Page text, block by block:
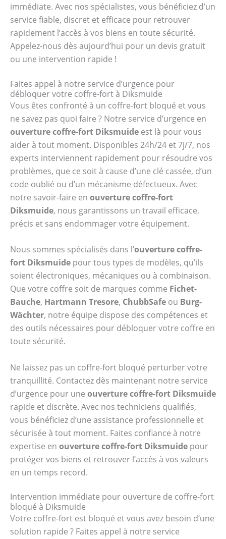
immédiate. Avec nos spécialistes, vous bénéficiez d’un
service fiable, discret et efficace pour retrouver
rapidement l’accès à vos biens en toute sécurité.
Appelez-nous dès aujourd’hui pour un devis gratuit
ou une intervention rapide !
Faites appel à notre service d’urgence pour
débloquer votre coffre-fort à Diksmuide
Vous êtes confronté à un coffre-fort bloqué et vous
ne savez pas quoi faire ? Notre service d’urgence en
ouverture coffre-fort Diksmuide est là pour vous
aider à tout moment. Disponibles 24h/24 et 7j/7, nos
experts interviennent rapidement pour résoudre vos
problèmes, que ce soit à cause d’une clé cassée, d’un
code oublié ou d’un mécanisme défectueux. Avec
notre savoir-faire en ouverture coffre-fort
Diksmuide, nous garantissons un travail efficace,
précis et sans endommager votre équipement.
Nous sommes spécialisés dans l’ouverture coffre-
fort Diksmuide pour tous types de modèles, qu’ils
soient électroniques, mécaniques ou à combinaison.
Que votre coffre soit de marques comme Fichet-
Bauche, Hartmann Tresore, ChubbSafe ou Burg-
Wächter, notre équipe dispose des compétences et
des outils nécessaires pour débloquer votre coffre en
toute sécurité.
Ne laissez pas un coffre-fort bloqué perturber votre
tranquillité. Contactez dès maintenant notre service
d’urgence pour une ouverture coffre-fort Diksmuide
rapide et discrète. Avec nos techniciens qualifiés,
vous bénéficiez d’une assistance professionnelle et
sécurisée à tout moment. Faites confiance à notre
expertise en ouverture coffre-fort Diksmuide pour
protéger vos biens et retrouver l’accès à vos valeurs
en un temps record.
Intervention immédiate pour ouverture de coffre-fort
bloqué à Diksmuide
Votre coffre-fort est bloqué et vous avez besoin d’une
solution rapide ? Faites appel à notre service